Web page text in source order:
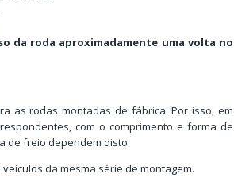
da roda aproximadamente uma volta no
as rodas montadas de fábrica. Por isso, em
com o comprimento e forma de
de freio dependem disto.
da mesma série de montagem.